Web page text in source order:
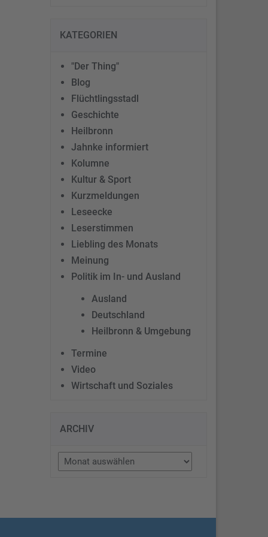
KATEGORIEN
"Der Thing"
Blog
Flüchtlingsstadl
Geschichte
Heilbronn
Jahnke informiert
Kolumne
Kultur & Sport
Kurzmeldungen
Leseecke
Leserstimmen
Liebling des Monats
Meinung
Politik im In- und Ausland
Ausland
Deutschland
Heilbronn & Umgebung
Termine
Video
Wirtschaft und Soziales
ARCHIV
Archiv